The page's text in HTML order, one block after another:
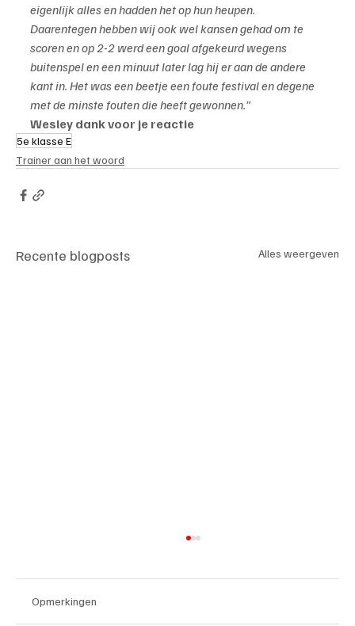
eigenlijk alles en hadden het op hun heupen.
Daarentegen hebben wij ook wel kansen gehad om te
scoren en op 2-2 werd een goal afgekeurd wegens
buitenspel en een minuut later lag hij er aan de andere
kant in. Het was een beetje een foute festival en degene
met de minste fouten die heeft gewonnen.”
Wesley dank voor je reactie
5e klasse E
Trainer aan het woord
Recente blogposts Alles weergeven
Opmerkingen